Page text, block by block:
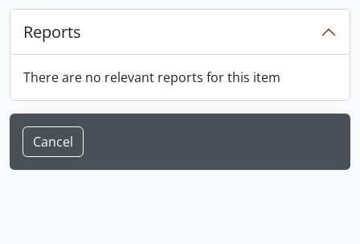
Reports
There are no relevant reports for this item
Cancel